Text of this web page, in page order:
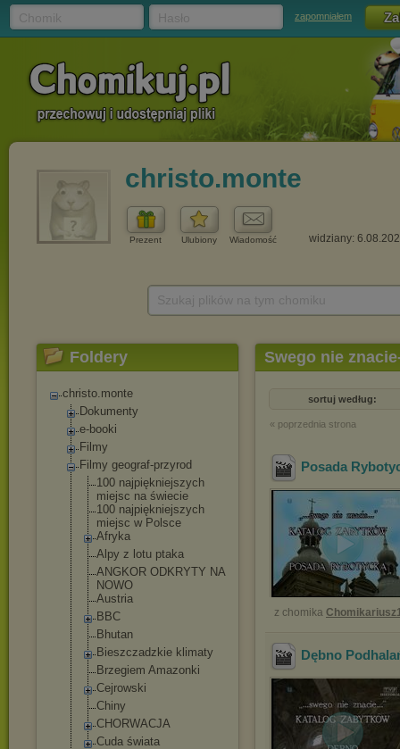
zapomniałem
christo.monte
Prezent Ulubiony Wiadomość widziany:
Foldery
christo.monte
Dokumenty
e-booki
Filmy
Filmy geograf-przyrod
100 najpiękniejszych
miejsc na świecie
100 najpiękniejszych
miejsc w Polsce
Afryka
Alpy z lotu ptaka
ANGKOR ODKRYTY NA
NOWO
Austria
BBC
Bhutan
Bieszczadzkie klimaty
Brzegiem Amazonki
Cejrowski
Chiny
CHORWACJA
Cuda świata
Swego nie
sortuj według:
« poprzednia strona
Posada
z chomika
Dębno